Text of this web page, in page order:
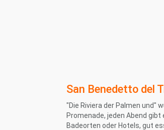
San Benedetto del
"Die Riviera der Palmen und"
Promenade, jeden Abend
Badeorten oder Hotels, gut